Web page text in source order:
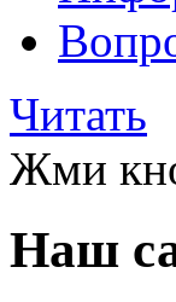
Читать
Жми
Наш